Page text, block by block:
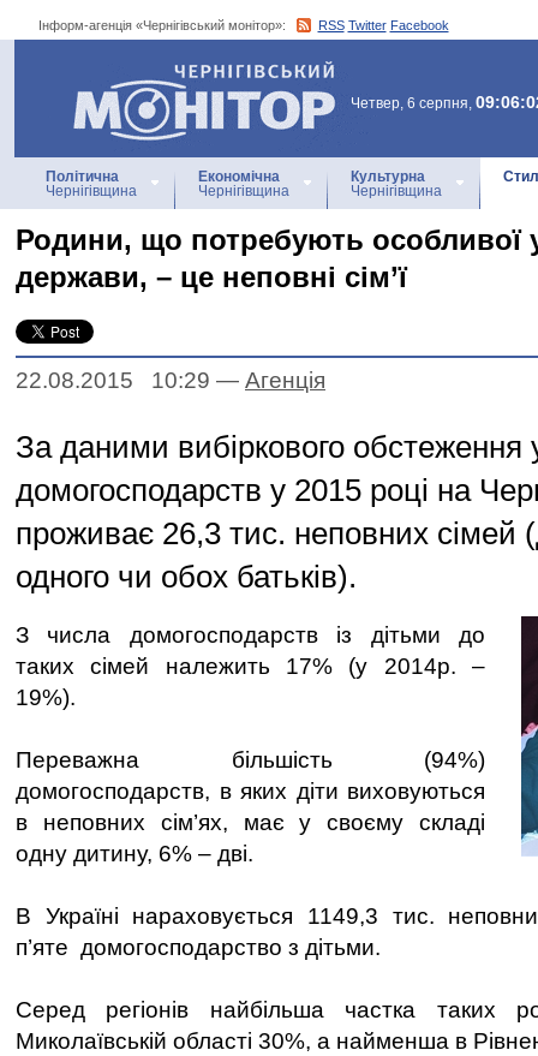
Інформ-агенція «Чернігівський монітор»: RSS Twitter Facebook
Інформ-агенція
«Чернігівський монітор»
Четвер, 6 серпня,
Політична
Чернігівщина
Економічна
Чернігівщина
Культурна
Чернігівщина
Родини, що потребують особливої
держави, – це неповні сім’ї
22.08.2015 10:29 — Агенцiя
За даними вибіркового обстеження
домогосподарств у 2015 році на
проживає 26,3 тис. неповних сімей
одного чи обох батьків).
З числа домогосподарств із дітьми до
таких сімей належить 17% (у 2014р. –
19%).
Переважна більшість (94%)
домогосподарств, в яких діти виховуються
в неповних сім’ях, має у своєму складі
одну дитину, 6% – дві.
В Україні нараховується 1149,3 тис.
п’яте домогосподарство з дітьми.
Серед регіонів найбільша частка
Миколаївській області 30%, а найменша в